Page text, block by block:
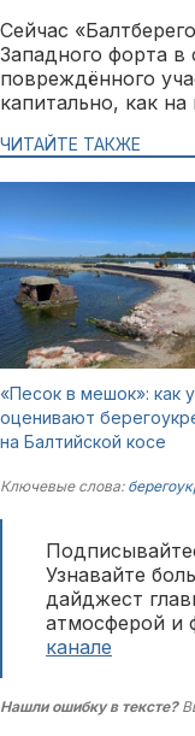
Сейчас
Западного форта
повреждённого
капитально, как
ЧИТАЙТЕ ТАКЖЕ
«Песок в мешок»: как
оценивают
на Балтийской косе
Ключевые слова:
Узнавайте
дайджест
атмосферой и
канале
Нашли ошибку в тексте?